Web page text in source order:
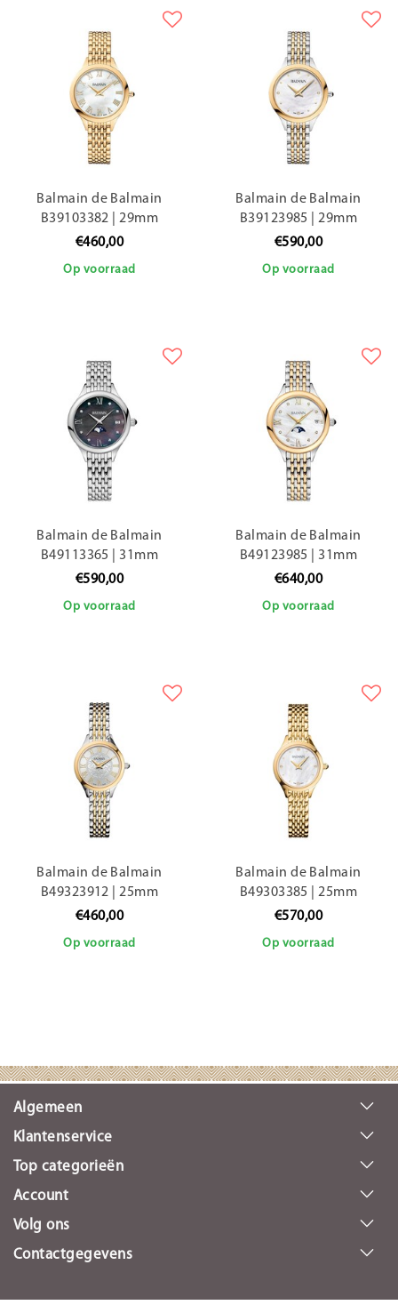
Balmain de Balmain
B39103382 | 29mm
€460,00
Op voorraad
Balmain de Balmain
B39123985 | 29mm
€590,00
Op voorraad
Balmain de Balmain
B49113365 | 31mm
€590,00
Op voorraad
Balmain de Balmain
B49123985 | 31mm
€640,00
Op voorraad
Balmain de Balmain
B49323912 | 25mm
€460,00
Op voorraad
Balmain de Balmain
B49303385 | 25mm
€570,00
Op voorraad
Algemeen
Klantenservice
Top categorieën
Account
Volg ons
Contactgegevens